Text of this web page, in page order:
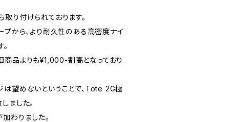
取り付けられております。
プから、より耐久性のある高密度ナイ
商品よりも¥1,000-割高となっており
は望めないということで、Tote 2G極
ました。
わりました。